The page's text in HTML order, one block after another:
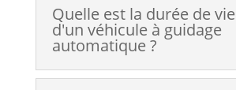
Quelle est la durée de vie
d'un véhicule à guidage
automatique ?